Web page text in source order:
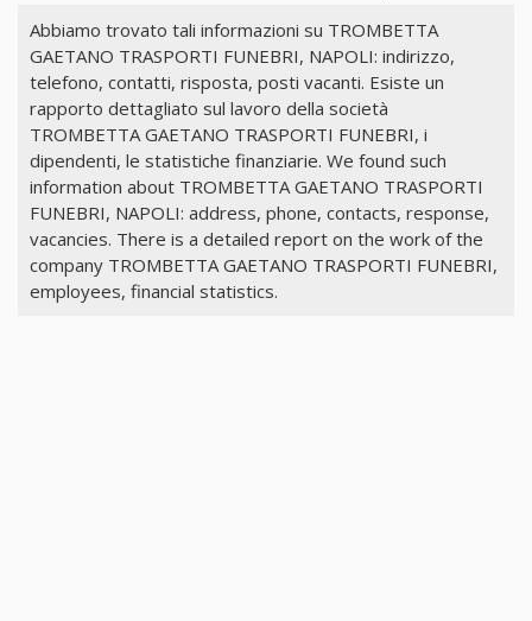
Abbiamo trovato tali informazioni su TROMBETTA
GAETANO TRASPORTI FUNEBRI, NAPOLI: indirizzo,
telefono, contatti, risposta, posti vacanti. Esiste un
rapporto dettagliato sul lavoro della società
TROMBETTA GAETANO TRASPORTI FUNEBRI, i
dipendenti, le statistiche finanziarie. We found such
information about TROMBETTA GAETANO TRASPORTI
FUNEBRI, NAPOLI: address, phone, contacts, response,
vacancies. There is a detailed report on the work of the
company TROMBETTA GAETANO TRASPORTI FUNEBRI,
employees, financial statistics.